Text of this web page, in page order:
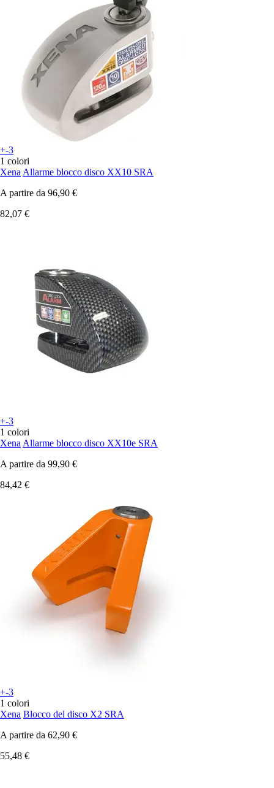
+-3
1 colori
Xena Allarme blocco disco XX10 SRA
A partire da 96,90 €
82,07 €
+-3
1 colori
Xena Allarme blocco disco XX10e SRA
A partire da 99,90 €
84,42 €
+-3
1 colori
Xena Blocco del disco X2 SRA
A partire da 62,90 €
55,48 €